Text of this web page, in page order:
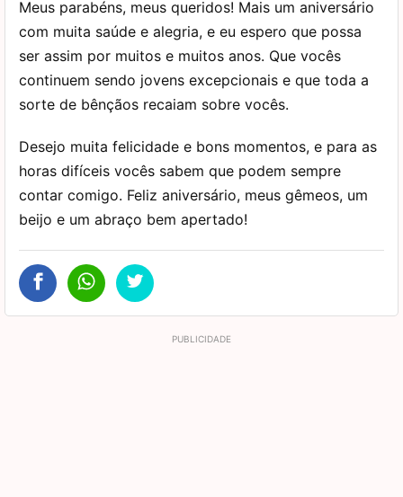
Meus parabéns, meus queridos! Mais um aniversário
com muita saúde e alegria, e eu espero que possa
ser assim por muitos e muitos anos. Que vocês
continuem sendo jovens excepcionais e que toda a
sorte de bênçãos recaiam sobre vocês.
Desejo muita felicidade e bons momentos, e para as
horas difíceis vocês sabem que podem sempre
contar comigo. Feliz aniversário, meus gêmeos, um
beijo e um abraço bem apertado!